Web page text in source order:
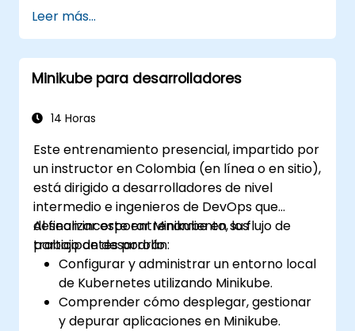
de Kubefirst.
Utilizar la API y las bibliotecas de
Kubefirst.
Analizar el rendimiento y depurar
Leer más...
Minikube para desarrolladores
14 Horas
Este entrenamiento presencial, impartido por
un instructor en Colombia (en línea o en sitio),
está dirigido a desarrolladores de nivel
intermedio e ingenieros de DevOps que
desean incorporar Minikube en su flujo de
trabajo de desarrollo.
Al finalizar este entrenamiento, los
participantes podrán:
Configurar y administrar un entorno local
de Kubernetes utilizando Minikube.
Comprender cómo desplegar, gestionar
y depurar aplicaciones en Minikube.